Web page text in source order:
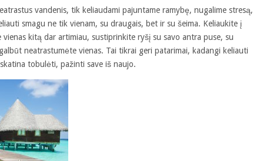
vandenis, tik keliaudami pajuntame ramybę, nugalime stresą,
smagu ne tik vienam, su draugais, bet ir su šeima. Keliaukite į
vienas kitą dar artimiau, sustiprinkite ryšį su savo antra puse, su
neatrastumėte vienas. Tai tikrai geri patarimai, kadangi keliauti
tobulėti, pažinti save iš naujo.